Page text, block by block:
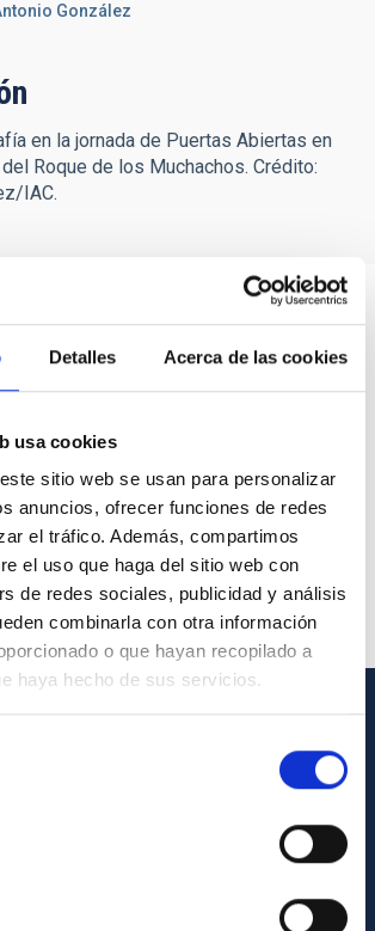
Detalles Acerca de las cookies
usa cookies
sitio web se usan para personalizar
anuncios, ofrecer funciones de redes
el tráfico. Además, compartimos
el uso que haga del sitio web con
de redes sociales, publicidad y análisis
combinarla con otra información
o que hayan recopilado a
haya hecho de sus servicios.
González
en la jornada de Puertas Abiertas en
Roque de los Muchachos. Crédito:
IAC.